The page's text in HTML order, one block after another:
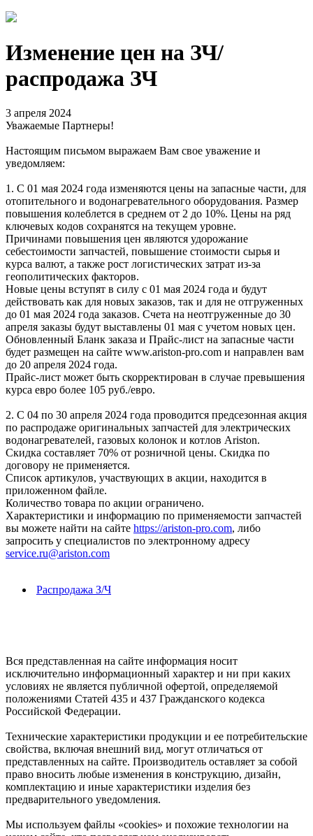
Изменение цен на ЗЧ/
распродажа ЗЧ
3 апреля 2024
Уважаемые Партнеры!
Настоящим письмом выражаем Вам свое уважение и
уведомляем:
1. С 01 мая 2024 года изменяются цены на запасные части, для
отопительного и водонагревательного оборудования. Размер
повышения колеблется в среднем от 2 до 10%. Цены на ряд
ключевых кодов сохранятся на текущем уровне.
Причинами повышения цен являются удорожание
себестоимости запчастей, повышение стоимости сырья и
курса валют, а также рост логистических затрат из-за
геополитических факторов.
Новые цены вступят в силу с 01 мая 2024 года и будут
действовать как для новых заказов, так и для не отгруженных
до 01 мая 2024 года заказов. Счета на неотгруженные до 30
апреля заказы будут выставлены 01 мая с учетом новых цен.
Обновленный Бланк заказа и Прайс-лист на запасные части
будет размещен на сайте www.ariston-pro.com и направлен вам
до 20 апреля 2024 года.
Прайс-лист может быть скорректирован в случае превышения
курса евро более 105 руб./евро.
2. С 04 по 30 апреля 2024 года проводится предсезонная акция
по распродаже оригинальных запчастей для электрических
водонагревателей, газовых колонок и котлов Ariston.
Скидка составляет 70% от розничной цены. Скидка по
договору не применяется.
Список артикулов, участвующих в акции, находится в
приложенном файле.
Количество товара по акции ограничено.
Характеристики и информацию по применяемости запчастей
вы можете найти на сайте https://ariston-pro.com, либо
запросить у специалистов по электронному адресу
service.ru@ariston.com
Распродажа З/Ч
Вся представленная на сайте информация носит
исключительно информационный характер и ни при каких
условиях не является публичной офертой, определяемой
положениями Статей 435 и 437 Гражданского кодекса
Российской Федерации.
Технические характеристики продукции и ее потребительские
свойства, включая внешний вид, могут отличаться от
представленных на сайте. Производитель оставляет за собой
право вносить любые изменения в конструкцию, дизайн,
комплектацию и иные характеристики изделия без
предварительного уведомления.
Мы используем файлы «cookies» и похожие технологии на